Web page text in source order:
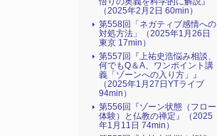
（2025年2月2日 60min）
第558回「ネガティブ感情への
対処方法」（2025年1月26日
東京 17min）
第557回『上祐史浩悩み相談、
何でもQ＆A、ワンポイント講
義「ゾーンへの入り方」』
（2025年1月27日YTライブ
94min）
第556回『ゾーン状態（フロー
体験）と仏教の禅定』（2025
年1月11日 74min）